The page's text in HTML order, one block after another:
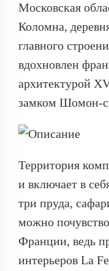
Московская
Коломна,
главного
вдохновлен
архитектурой
замком Шомон-
Территория
и включает в
три пруда,
можно
Франции, ведь
интерьеров La